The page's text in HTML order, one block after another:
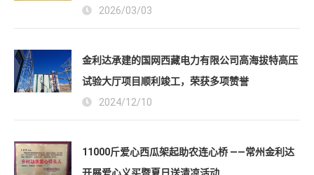
2026/03/03
金利达承建的国网西藏电力有限公司高海拔特高压
试验大厅项目顺利竣工，荣获多项赞誉
2024/12/10
11000斤爱心西瓜架起助农连心桥 ——常州金利达